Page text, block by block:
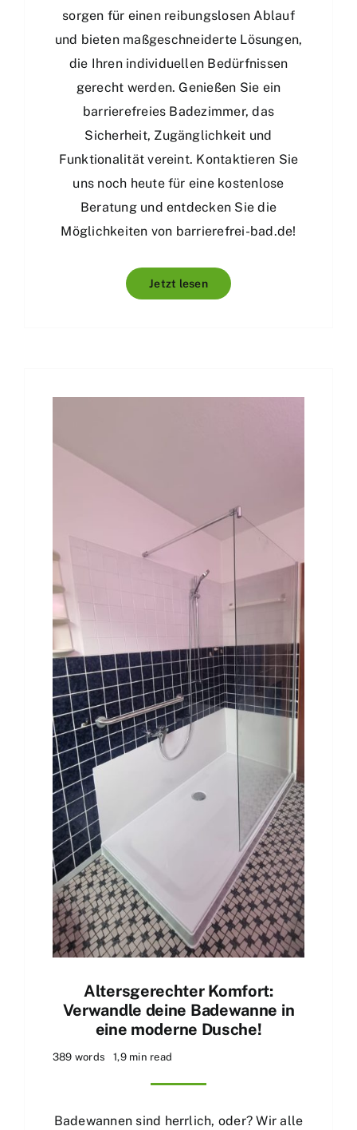
sorgen für einen reibungslosen Ablauf
und bieten maßgeschneiderte Lösungen,
die Ihren individuellen Bedürfnissen
gerecht werden. Genießen Sie ein
barrierefreies Badezimmer, das
Sicherheit, Zugänglichkeit und
Funktionalität vereint. Kontaktieren Sie
uns noch heute für eine kostenlose
Beratung und entdecken Sie die
Möglichkeiten von barrierefrei-bad.de!
Jetzt lesen
Altersgerechter Komfort:
Verwandle deine Badewanne in
eine moderne Dusche!
389 words 1,9 min read
Badewannen sind herrlich, oder? Wir alle